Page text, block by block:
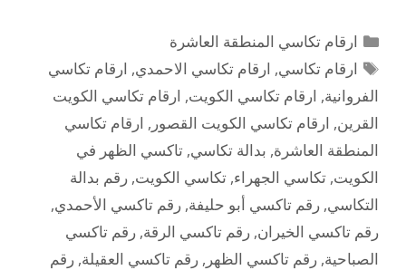
التصنيفات
ارقام تكاسي المنطقة العاشرة
الوسوم
ارقام تكاسي, ارقام تكاسي الاحمدي, ارقام تكاسي
الفروانية, ارقام تكاسي الكويت, ارقام تكاسي الكويت
القرين, ارقام تكاسي الكويت القصور , ارقام تكاسي
المنطقة العاشرة, بدالة تكاسي, تاكسي الظهر في
الكويت, تكاسي الجهراء, تكاسي الكويت, رقم بدالة
التكاسي, رقم تاكسي أبو حليفة, رقم تاكسي الأحمدي,
رقم تاكسي الخيران, رقم تاكسي الرقة, رقم تاكسي
الصباحية, رقم تاكسي الظهر , رقم تاكسي العقيلة, رقم